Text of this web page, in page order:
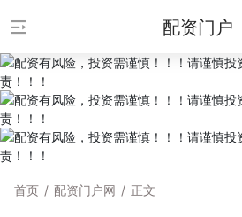
配资门户
首页 / 配资门户网 / 正文